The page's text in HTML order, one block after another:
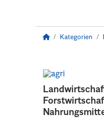
Kategorien